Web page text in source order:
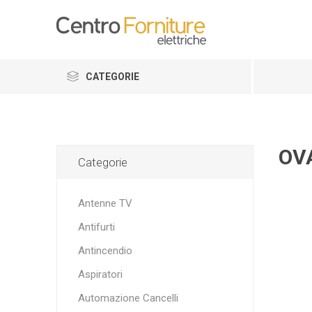
CATEGORIE
Categorie
Antenne TV
Antifurti
Antincendio
Aspiratori
Automazione Cancelli